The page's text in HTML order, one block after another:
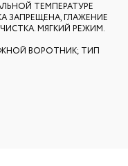
ТЕМПЕРАТУРЕ
ЗАПРЕЩЕНА, ГЛАЖЕНИЕ
МЯГКИЙ РЕЖИМ.
ВОРОТНИК; ТИП